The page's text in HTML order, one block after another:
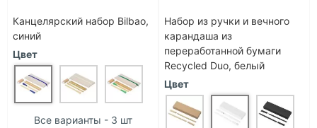
Канцелярский набор Bilbao,
синий
Цвет
Все варианты - 3 шт
Набор из ручки и вечного
карандаша из
переработанной бумаги
Recycled Duo, белый
Цвет